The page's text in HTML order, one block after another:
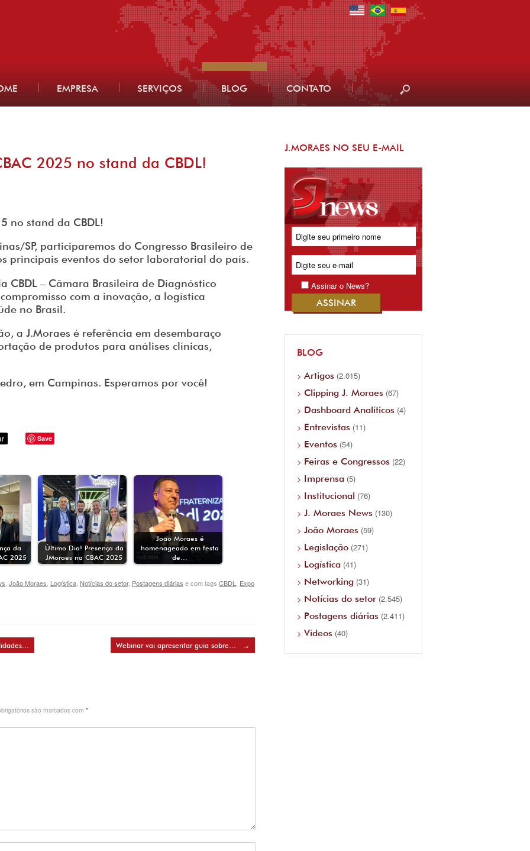
EMPRESA SERVIÇOS BLOG CONTATO
2025 no stand da CBDL!
no stand da CBDL!
SP, participaremos do Congresso Brasileiro de
principais eventos do setor laboratorial do país.
CBDL – Câmara Brasileira de Diagnóstico
com a inovação, a logística
no Brasil.
a J.Moraes é referência em desembaraço
de produtos para análises clínicas,
em Campinas. Esperamos por você!
Save
da
2025
Último Dia! Presença da
JMoraes na CBAC 2025
João Moraes é
homenageado em festa
de…
João Moraes Logística Notícias do setor, Postagens diárias e com tags CBDL
Expo
Webinar vai apresentar guia sobre… →
são marcados com *
J.MORAES NO SEU E-MAIL
Assinar o News?
BLOG
Artigos (2.015)
Clipping J. Moraes (67)
Dashboard Analíticos (4)
Entrevistas (11)
Eventos (54)
Feiras e Congressos (22)
Imprensa (5)
Institucional (76)
J. Moraes News (130)
João Moraes (59)
Legislação (271)
Logística (41)
Networking (31)
Notícias do setor (2.545)
Postagens diárias (2.411)
Vídeos (40)